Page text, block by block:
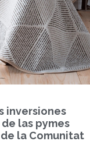
inversiones
las pymes
la Comunitat